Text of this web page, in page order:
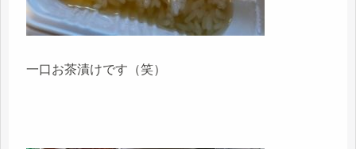
一口お茶漬けです（笑）